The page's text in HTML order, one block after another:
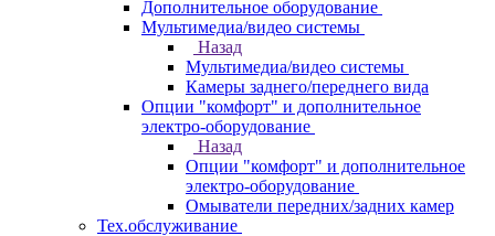
Дополнительное оборудование
Мультимедиа/видео системы
Назад
Мультимедиа/видео системы
Камеры заднего/переднего вида
Опции "комфорт" и дополнительное
электро-оборудование
Назад
Опции "комфорт" и дополнительное
электро-оборудование
Омыватели передних/задних камер
Тех.обслуживание